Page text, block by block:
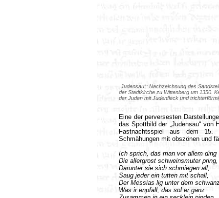
„Judensau“: Nachzeichnung des
der Stadtkirche zu Wittenberg um 1350.
der Juden mit Judenfleck und
Eine der perversesten
das Spottbild der „Judensau“ von
Fastnachtsspiel aus dem 15.
Schmähungen mit obszönen und
Ich sprich, das man vor allem ding
Die allergrost schweinsmuter pring,
Darunter sie sich schmiegen all,
Saug jeder ein tutten mit schall,
Der Messias lig unter dem
Was ir enpfall, das sol er ganz